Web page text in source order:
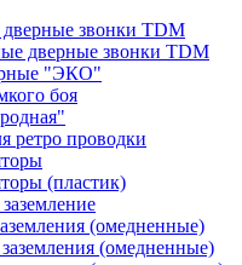
звонки TDM
дверные звонки TDM
"ЭКО"
боя
ретро проводки
(пластик)
(омедненные)
(омедненные)